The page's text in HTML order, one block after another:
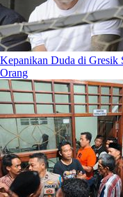
Kepanikan Duda di Gresik
Orang